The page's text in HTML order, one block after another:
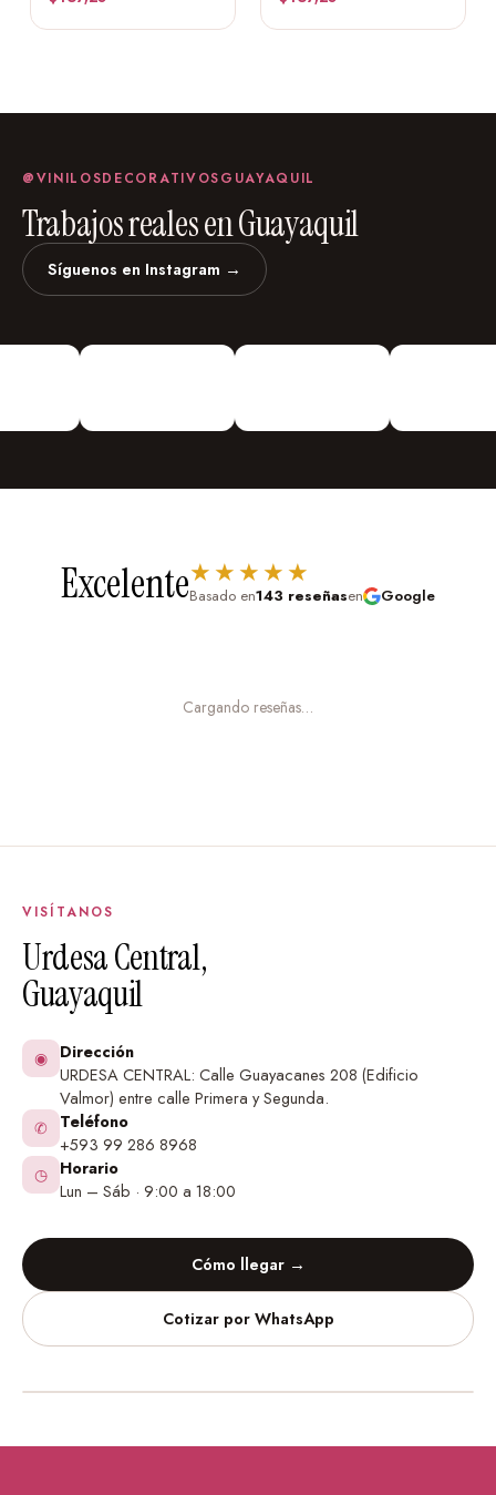
@VINILOSDECORATIVOSGUAYAQUIL
Trabajos reales en Guayaquil
Síguenos en Instagram →
Decorativos De todo Tipo!
Urdesa Central Guayacanes entre
Excelente★★★★★
Basado en143 reseñasen Google
Cargando reseñas…
VISÍTANOS
Urdesa Central,
Guayaquil
◉ Dirección
URDESA CENTRAL: Calle Guayacanes 208 (Edificio
Valmor) entre calle Primera y Segunda.
✆
Teléfono
+593 99 286 8968
◷ Horario
Lun – Sáb · 9:00 a 18:00
Cómo llegar →
Cotizar por WhatsApp
Vinilos Decorativos